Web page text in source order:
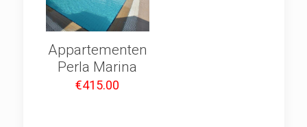
Appartementen
Perla Marina
€415.00